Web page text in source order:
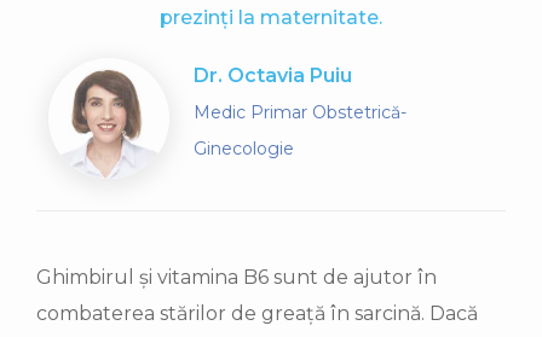
prezinți la maternitate.
Dr. Octavia Puiu
Medic Primar Obstetrică-
Ginecologie
Ghimbirul și vitamina B6 sunt de ajutor în
combaterea stărilor de greață în sarcină. Dacă